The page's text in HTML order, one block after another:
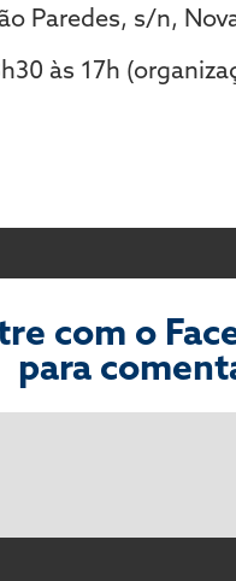
Paredes, s/n,
às 17h
com o
para